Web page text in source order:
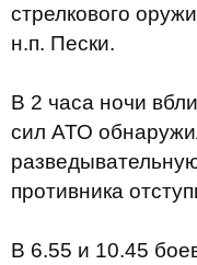
стрелкового
н.п. Пески.
В 2 часа ночи
сил АТО
противника
В 6.55 и 10.45